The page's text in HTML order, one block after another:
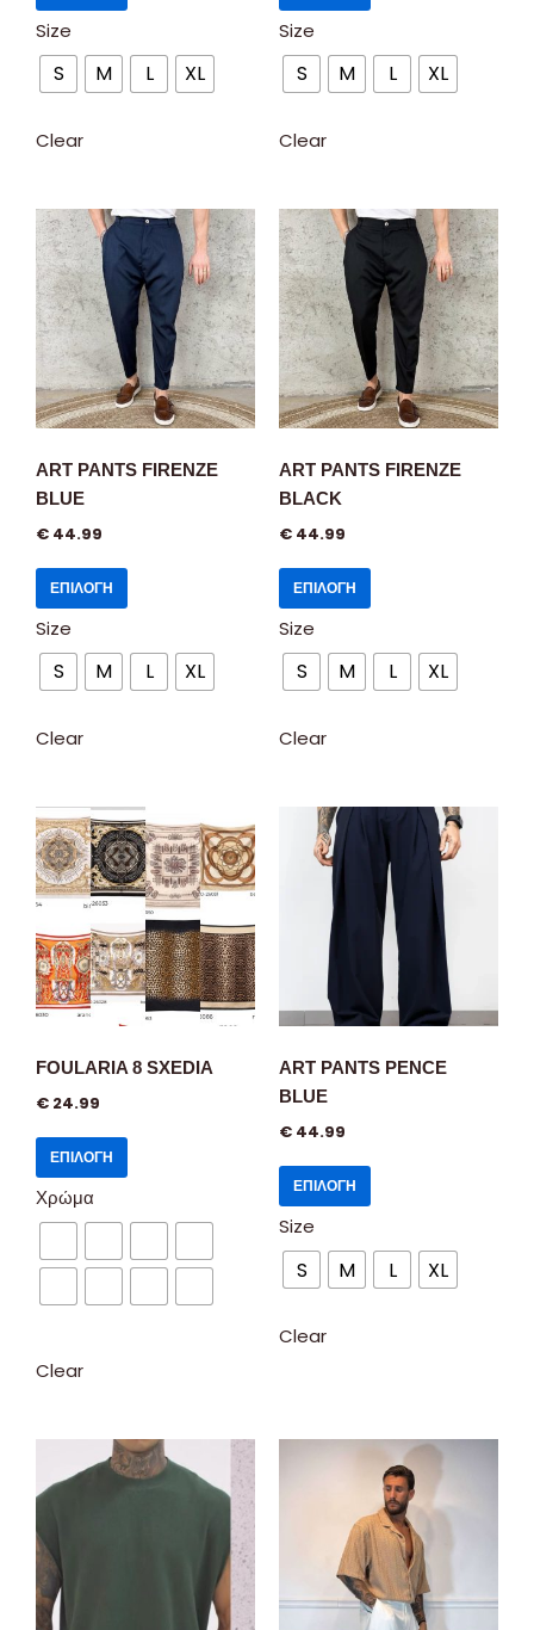
Size
S M L XL
Clear
Size
S M L XL
Clear
ART PANTS FIRENZE
BLUE
€ 44.99
ΕΠΙΛΟΓΉ
Size
S M L XL
Clear
ART PANTS FIRENZE
BLACK
€ 44.99
ΕΠΙΛΟΓΉ
Size
S M L XL
Clear
FOULARIA 8 SXEDIA
€ 24.99
ΕΠΙΛΟΓΉ
Χρώμα
Clear
ART PANTS PENCE
BLUE
€ 44.99
ΕΠΙΛΟΓΉ
Size
S M L XL
Clear